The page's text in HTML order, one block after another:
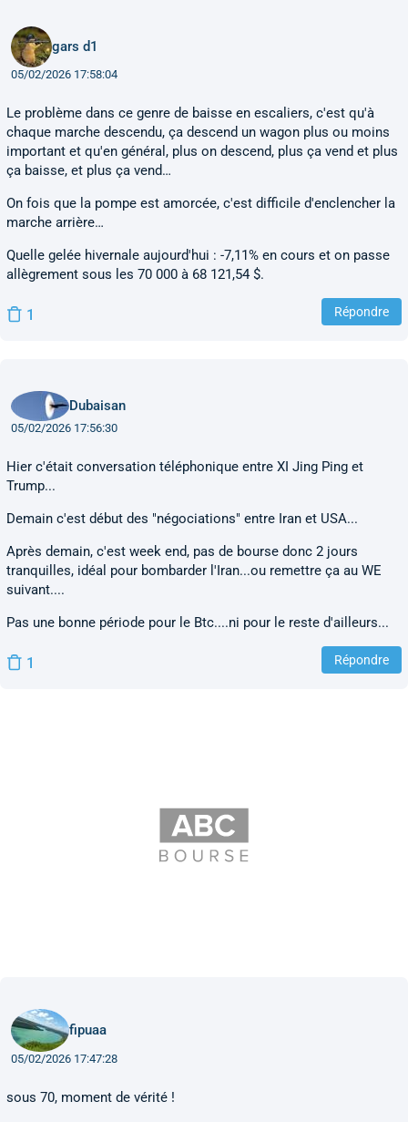
gars d1
05/02/2026 17:58:04
Le problème dans ce genre de baisse en escaliers, c'est qu'à
chaque marche descendu, ça descend un wagon plus ou moins
important et qu'en général, plus on descend, plus ça vend et plus
ça baisse, et plus ça vend…
On fois que la pompe est amorcée, c'est difficile d'enclencher la
marche arrière…
Quelle gelée hivernale aujourd'hui : -7,11% en cours et on passe
allègrement sous les 70 000 à 68 121,54 $.
1 Répondre
Dubaisan
05/02/2026 17:56:30
Hier c'était conversation téléphonique entre XI Jing Ping et
Trump...
Demain c'est début des "négociations" entre Iran et USA...
Après demain, c'est week end, pas de bourse donc 2 jours
tranquilles, idéal pour bombarder l'Iran...ou remettre ça au WE
suivant....
Pas une bonne période pour le Btc....ni pour le reste d'ailleurs...
1 Répondre
fipuaa
05/02/2026 17:47:28
sous 70, moment de vérité !